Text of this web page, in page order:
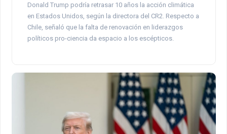
Donald Trump podría retrasar 10 años la acción climática
en Estados Unidos, según la directora del CR2. Respecto a
Chile, señaló que la falta de renovación en liderazgos
políticos pro-ciencia da espacio a los escépticos.